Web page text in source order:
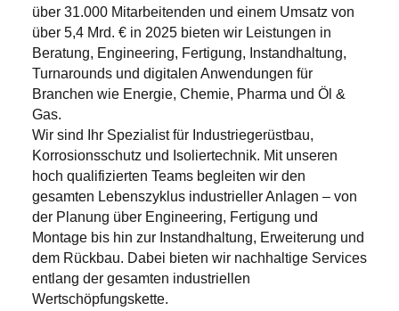
über 31.000 Mitarbeitenden und einem Umsatz von
über 5,4 Mrd. € in 2025 bieten wir Leistungen in
Beratung, Engineering, Fertigung, Instandhaltung,
Turnarounds und digitalen Anwendungen für
Branchen wie Energie, Chemie, Pharma und Öl &
Gas.
Wir sind Ihr Spezialist für Industriegerüstbau,
Korrosionsschutz und Isoliertechnik. Mit unseren
hoch qualifizierten Teams begleiten wir den
gesamten Lebenszyklus industrieller Anlagen – von
der Planung über Engineering, Fertigung und
Montage bis hin zur Instandhaltung, Erweiterung und
dem Rückbau. Dabei bieten wir nachhaltige Services
entlang der gesamten industriellen
Wertschöpfungskette.